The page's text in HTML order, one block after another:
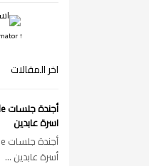
↑ Grab this Headline Animator
اخر المقالات
اسرة عابدين
أسرة عابدين ...